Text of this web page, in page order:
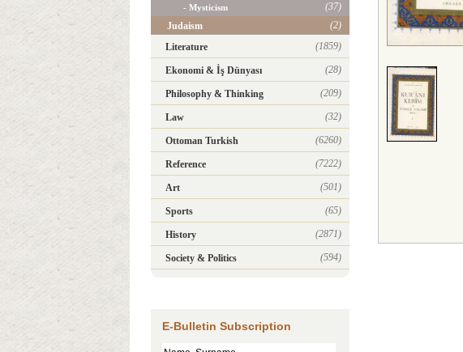
- Mysticism
(37)
Judaism
(2)
Literature
(1859)
Ekonomi & İş Dünyası (28)
Philosophy & Thinking (209)
Law (32)
Ottoman Turkish (6260)
Reference (7222)
Art (501)
Sports (65)
History (2871)
Society & Politics (594)
E-Bulletin Subscription